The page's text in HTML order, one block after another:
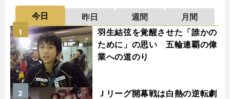
今日 昨日 週間
月間
羽生結弦を覚醒させた「誰かの
ために」の思い 五輪連覇の偉
業への道のり
1
Ｊリーグ開幕戦は白熱の逆転劇
2